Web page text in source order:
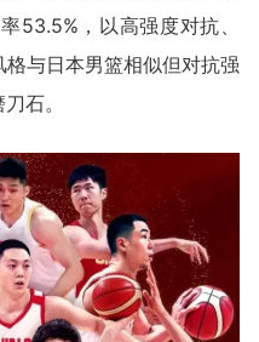
53.5%，以高强度对抗、
与日本男篮相似但对抗强
石。